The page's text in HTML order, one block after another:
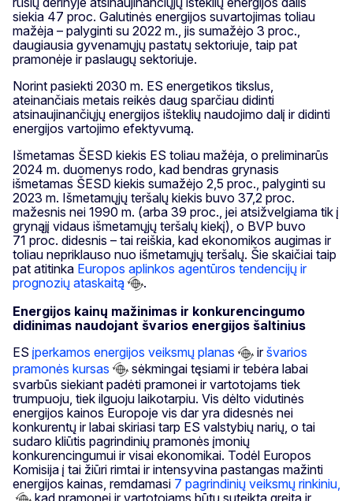
siekia 47 proc. Galutinės energijos suvartojimas toliau
mažėja – palyginti su 2022 m., jis sumažėjo 3 proc.,
daugiausia gyvenamųjų pastatų sektoriuje, taip pat
pramonėje ir paslaugų sektoriuje.
Norint pasiekti 2030 m. ES energetikos tikslus,
ateinančiais metais reikės daug sparčiau didinti
atsinaujinančiųjų energijos išteklių naudojimo dalį ir didinti
energijos vartojimo efektyvumą.
Išmetamas ŠESD kiekis ES toliau mažėja, o preliminarūs
2024 m. duomenys rodo, kad bendras grynasis
išmetamas ŠESD kiekis sumažėjo 2,5 proc., palyginti su
2023 m. Išmetamųjų teršalų kiekis buvo 37,2 proc.
mažesnis nei 1990 m. (arba 39 proc., jei atsižvelgiama tik į
grynąjį vidaus išmetamųjų teršalų kiekį), o BVP buvo
71 proc. didesnis – tai reiškia, kad ekonomikos augimas ir
toliau nepriklauso nuo išmetamųjų teršalų. Šie skaičiai taip
pat atitinka Europos aplinkos agentūros tendencijų ir
prognozių ataskaitą
.
Energijos kainų mažinimas ir konkurencingumo
didinimas naudojant švarios energijos šaltinius
ES įperkamos energijos veiksmų planas iršvarios
pramonės kursas
sėkmingai tęsiami ir tebėra labai
svarbūs siekiant padėti pramonei ir vartotojams tiek
trumpuoju, tiek ilguoju laikotarpiu. Vis dėlto vidutinės
energijos kainos Europoje vis dar yra didesnės nei
konkurentų ir labai skiriasi tarp ES valstybių narių, o tai
sudaro kliūtis pagrindinių pramonės įmonių
konkurencingumui ir visai ekonomikai. Todėl Europos
Komisija į tai žiūri rimtai ir intensyvina pastangas mažinti
energijos kainas, remdamasi 7 pagrindinių veiksmų rinkiniu,